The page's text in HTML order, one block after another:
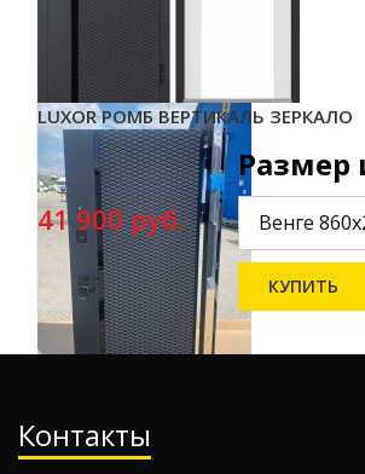
LUXOR РОМБ ВЕРТИКАЛЬ ЗЕРКАЛО
41 900 руб.
Размер
Контакты